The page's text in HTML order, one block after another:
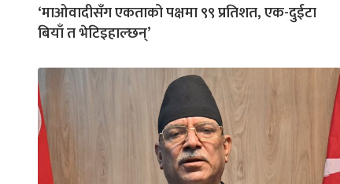
‘माओवादीसँग एकताको पक्षमा ९९ प्रतिशत, एक-दुईटा
बियाँ त भेटिइहाल्छन्’